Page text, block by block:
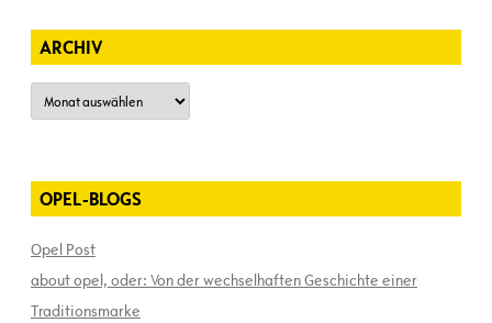
ARCHIV
Archiv
OPEL-BLOGS
Opel Post
about opel, oder: Von der wechselhaften Geschichte einer
Traditionsmarke